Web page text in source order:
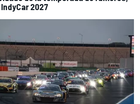
2027